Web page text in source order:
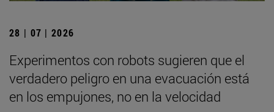
28 | 07 | 2026
Experimentos con robots sugieren que el
verdadero peligro en una evacuación está
en los empujones, no en la velocidad